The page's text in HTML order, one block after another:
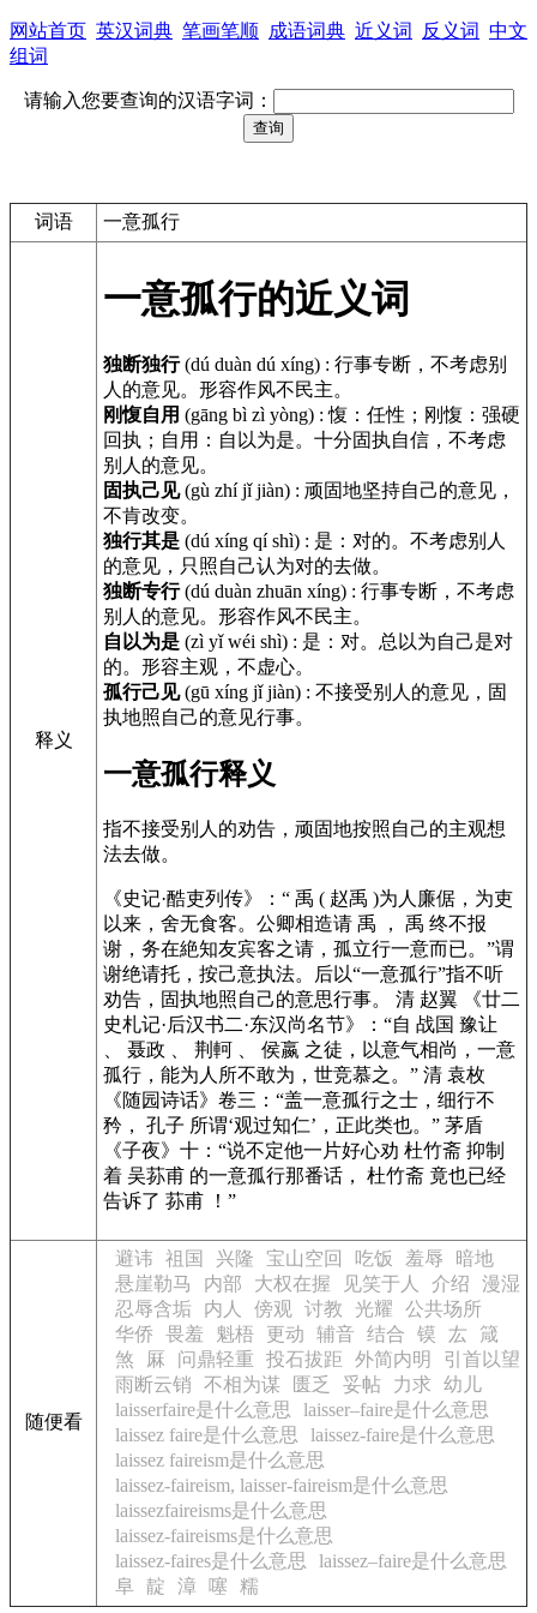
网站首页 英汉词典 笔画笔顺 成语词典 近义词 反义词 中文
组词
请输入您要查询的汉语字词：
词语 一意孤行
释义
一意孤行的近义词
独断独行 (dú duàn dú xíng) : 行事专断，不考虑别
人的意见。形容作风不民主。
刚愎自用 (gāng bì zì yòng) :愎：任性；刚愎：强硬
回执；自用：自以为是。十分固执自信，不考虑
别人的意见。
固执己见 (gù zhí jǐ jiàn) : 顽固地坚持自己的意见，
不肯改变。
独行其是 (dú xíng qí shì) : 是：对的。不考虑别人
的意见，只照自己认为对的去做。
独断专行 (dú duàn zhuān xíng) : 行事专断，不考虑
别人的意见。形容作风不民主。
自以为是 (zì yǐ wéi shì) : 是：对。总以为自己是对
的。形容主观，不虚心。
孤行己见 (gū xíng jǐ jiàn) : 不接受别人的意见，固
执地照自己的意见行事。
一意孤行释义
指不接受别人的劝告，顽固地按照自己的主观想
法去做。
《史记·酷吏列传》
：“ 禹 ( 赵禹 )为人廉倨，为吏
以来，舍无食客。公卿相造请 禹 ， 禹 终不报
谢，务在絶知友宾客之请，孤立行一意而已。”谓
谢绝请托，按己意执法。后以“一意孤行”指不听
劝告，固执地照自己的意思行事。 清 赵翼
《廿二
史札记·后汉书二·东汉尚名节》
：“自 战国 豫让
、 聂政 、 荆軻 、 侯嬴 之徒，以意气相尚，一意
孤行，能为人所不敢为，世竞慕之。” 清 袁枚
《随园诗话》 卷三：“盖一意孤行之士，细行不
矜， 孔子 所谓‘观过知仁’，正此类也。” 茅盾
《子夜》 十：“说不定他一片好心劝 杜竹斋 抑制
着 吴荪甫 的一意孤行那番话， 杜竹斋 竟也已经
告诉了 荪甫 ！”
随便看
避讳 祖国 兴隆 宝山空回 吃饭 羞辱
暗地
悬崖勒马
内部 大权在握 见笑于人 介绍
漫湿
忍辱含垢
内人 傍观 讨教 光耀
公共场所
华侨
畏羞 魁梧 更动 辅音 结合 镆 厷
箴
煞
厤 问鼎轻重 投石拔距 外简内明
引首以望
雨断云销
不相为谋 匮乏 妥帖 力求
幼儿
laisserfaire是什么意思
laisser–faire是什么意思
laissez faire是什么意思
laissez-faire是什么意思
laissez faireism是什么意思
laissez-faireism, laisser-faireism是什么意思
laissezfaireisms是什么意思
laissez-faireisms是什么意思
laissez-faires是什么意思
laissez–faire是什么意思
阜 靛 漳 噻 糯